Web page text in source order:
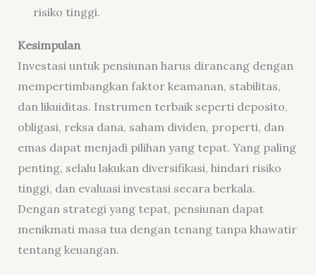
risiko tinggi.
Kesimpulan
Investasi untuk pensiunan harus dirancang dengan
mempertimbangkan faktor keamanan, stabilitas,
dan likuiditas. Instrumen terbaik seperti deposito,
obligasi, reksa dana, saham dividen, properti, dan
emas dapat menjadi pilihan yang tepat. Yang paling
penting, selalu lakukan diversifikasi, hindari risiko
tinggi, dan evaluasi investasi secara berkala.
Dengan strategi yang tepat, pensiunan dapat
menikmati masa tua dengan tenang tanpa khawatir
tentang keuangan.